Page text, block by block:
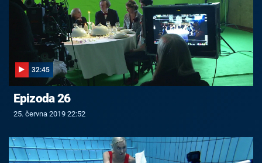
32:45
Epizoda 26
25. června 2019 22:52